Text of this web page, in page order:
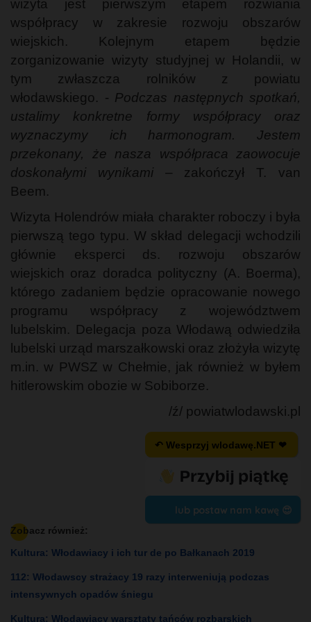
wizyta jest pierwszym etapem rozwiania
współpracy w zakresie rozwoju obszarów
wiejskich. Kolejnym etapem będzie
zorganizowanie wizyty studyjnej w Holandii, w
tym zwłaszcza rolników z powiatu
włodawskiego. - Podczas następnych spotkań,
ustalimy konkretne formy współpracy oraz
wyznaczymy ich harmonogram. Jestem
przekonany, że nasza współpraca zaowocuje
doskonałymi wynikami– zakończył T. van
Beem.
Wizyta Holendrów miała charakter roboczy i była
pierwszą tego typu. W skład delegacji wchodzili
głównie eksperci ds. rozwoju obszarów
wiejskich oraz doradca polityczny (A. Boerma),
którego zadaniem będzie opracowanie nowego
programu współpracy z województwem
lubelskim. Delegacja poza Włodawą odwiedziła
lubelski urząd marszałkowski oraz złożyła wizytę
m.in. w PWSZ w Chełmie, jak również w byłem
hitlerowskim obozie w Sobiborze.
/ź/ powiatwlodawski.pl
↶ Wesprzyj wlodawę.NET ❤
lub postaw nam kawę 😍
Zobacz również:
Kultura: Włodawiacy i ich tur de po Bałkanach 2019
112: Włodawscy strażacy 19 razy interweniują podczas
intensywnych opadów śniegu
Kultura: Włodawiacy warsztaty tańców rozbarskich